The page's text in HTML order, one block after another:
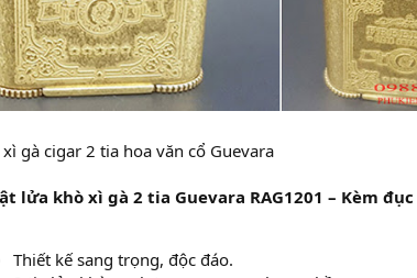
xì gà cigar 2 tia hoa văn cổ Guevara
lửa khò xì gà 2 tia Guevara RAG1201 – Kèm đục
Thiết kế sang trọng, độc đáo.